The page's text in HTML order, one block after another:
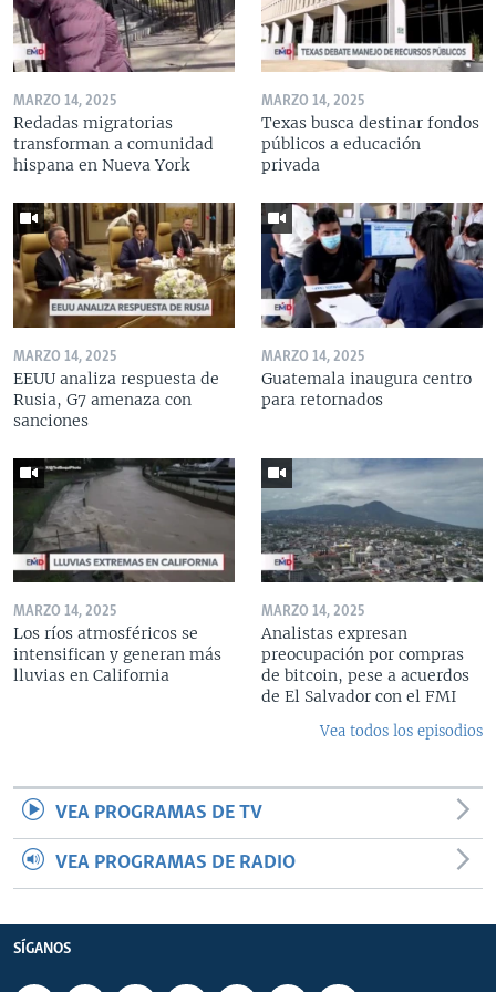
MARZO 14, 2025
Redadas migratorias
transforman a comunidad
hispana en Nueva York
MARZO 14, 2025
Texas busca destinar fondos
públicos a educación
privada
MARZO 14, 2025
EEUU analiza respuesta de
Rusia, G7 amenaza con
sanciones
MARZO 14, 2025
Guatemala inaugura centro
para retornados
MARZO 14, 2025
Los ríos atmosféricos se
intensifican y generan más
lluvias en California
MARZO 14, 2025
Analistas expresan
preocupación por compras
de bitcoin, pese a acuerdos
de El Salvador con el FMI
Vea todos los episodios
VEA PROGRAMAS DE TV
VEA PROGRAMAS DE RADIO
SÍGANOS